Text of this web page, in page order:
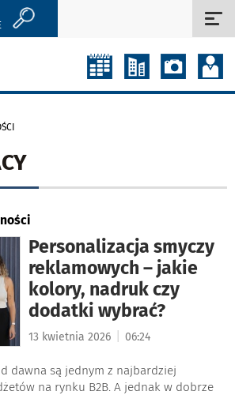
Personalizacja smyczy
reklamowych – jakie
kolory, nadruk czy
dodatki wybrać?
13 kwietnia 2026 06:24
dawna są jednym z najbardziej
na rynku B2B. A jednak w dobrze